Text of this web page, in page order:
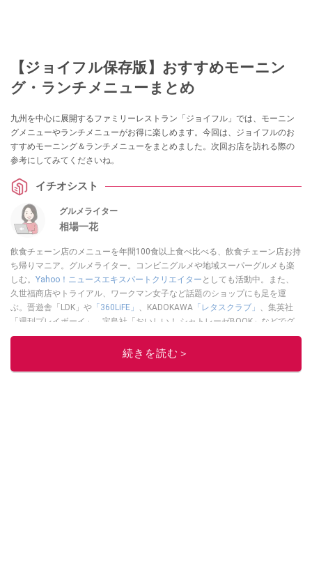
【ジョイフル保存版】おすすめモーニン
グ・ランチメニューまとめ
九州を中心に展開するファミリーレストラン「ジョイフル」では、モーニン
グメニューやランチメニューがお得に楽しめます。今回は、ジョイフルのお
すすめモーニング＆ランチメニューをまとめました。次回お店を訪れる際の
参考にしてみてくださいね。
イチオシスト
グルメライター
相場一花
飲食チェーン店のメニューを年間100食以上食べ比べる、飲食チェーン店お持
ち帰りマニア。グルメライター。コンビニグルメや地域スーパーグルメも楽
しむ。 Yahoo！ニュースエキスパートクリエイター としても活動中。また、
久世福商店やトライアル、ワークマン女子など話題のショップにも足を運
ぶ。晋遊舎「LDK」や 「360LiFE」 、KADOKAWA 「レタスクラブ」
、集英社
「週刊プレイボーイ」、宝島社「おいしい！ シャトレーゼBOOK」などでグ
ルメライター、食の専門家として出演実績あり。
このイチオシストの他の記事を読む
続きを読む＞